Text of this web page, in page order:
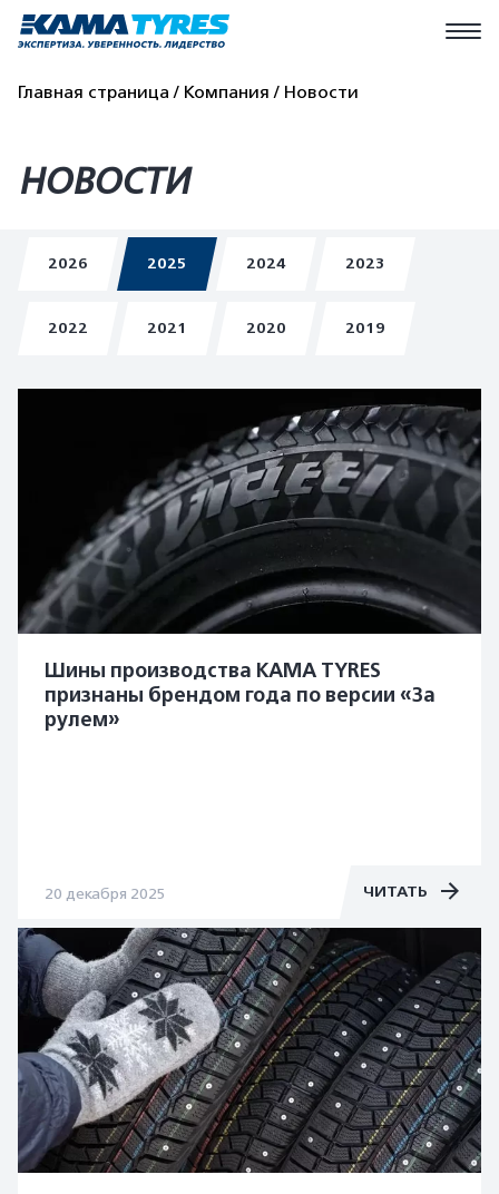
Главная страница Компания Новости
НОВОСТИ
2026 2025 2024 2023
2022 2021 2020 2019
Шины производства KAMA TYRES
признаны брендом года по версии «За
рулем»
20 декабря 2025 ЧИТАТЬ